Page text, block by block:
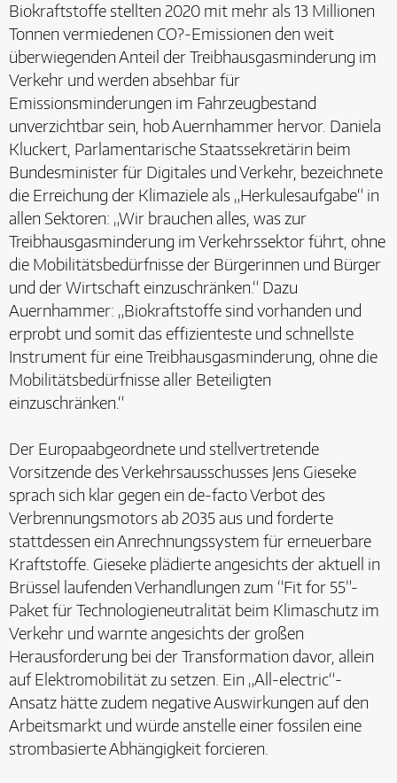
Biokraftstoffe stellten 2020 mit mehr als 13 Millionen
Tonnen vermiedenen CO?-Emissionen den weit
überwiegenden Anteil der Treibhausgasminderung im
Verkehr und werden absehbar für
Emissionsminderungen im Fahrzeugbestand
unverzichtbar sein, hob Auernhammer hervor. Daniela
Kluckert, Parlamentarische Staatssekretärin beim
Bundesminister für Digitales und Verkehr, bezeichnete
die Erreichung der Klimaziele als „Herkulesaufgabe“ in
allen Sektoren: „Wir brauchen alles, was zur
Treibhausgasminderung im Verkehrssektor führt, ohne
die Mobilitätsbedürfnisse der Bürgerinnen und Bürger
und der Wirtschaft einzuschränken.“ Dazu
Auernhammer: „Biokraftstoffe sind vorhanden und
erprobt und somit das effizienteste und schnellste
Instrument für eine Treibhausgasminderung, ohne die
Mobilitätsbedürfnisse aller Beteiligten
einzuschränken.“
Der Europaabgeordnete und stellvertretende
Vorsitzende des Verkehrsausschusses Jens Gieseke
sprach sich klar gegen ein de-facto Verbot des
Verbrennungsmotors ab 2035 aus und forderte
stattdessen ein Anrechnungssystem für erneuerbare
Kraftstoffe. Gieseke plädierte angesichts der aktuell in
Brüssel laufenden Verhandlungen zum “Fit for 55”-
Paket für Technologieneutralität beim Klimaschutz im
Verkehr und warnte angesichts der großen
Herausforderung bei der Transformation davor, allein
auf Elektromobilität zu setzen. Ein „All-electric“-
Ansatz hätte zudem negative Auswirkungen auf den
Arbeitsmarkt und würde anstelle einer fossilen eine
strombasierte Abhängigkeit forcieren.